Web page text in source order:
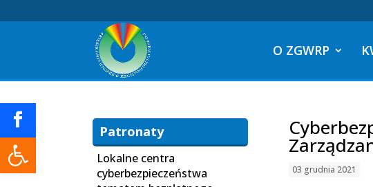
Otwórz pasek narzędzi
O ZGWRP
03 grudnia 2021
Patronaty
Lokalne centra
cyberbezpieczeństwa